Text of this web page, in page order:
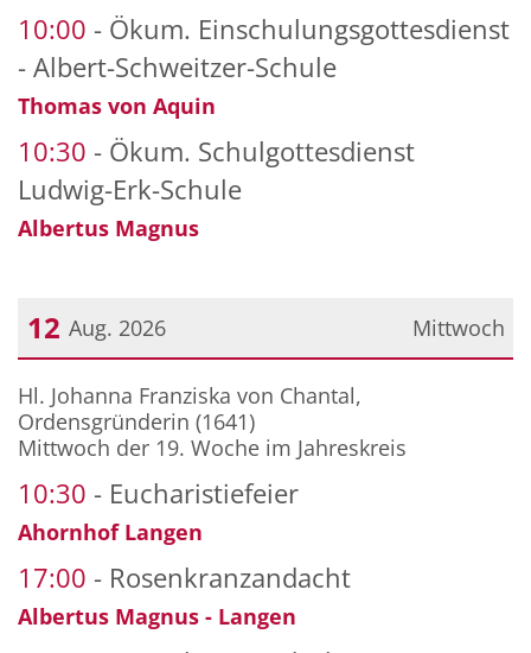
10:00
Ökum. Einschulungsgottesdienst
- Albert-Schweitzer-Schule
Thomas von Aquin
10:30
Ökum. Schulgottesdienst
Ludwig-Erk-Schule
Albertus Magnus
Mittwoch
12 Aug. 2026
Datum: 12. August 2026
Hl. Johanna Franziska von Chantal,
Ordensgründerin (1641)
Mittwoch der 19. Woche im Jahreskreis
10:30 Eucharistiefeier
Ahornhof Langen
17:00 Rosenkranzandacht
Albertus Magnus - Langen